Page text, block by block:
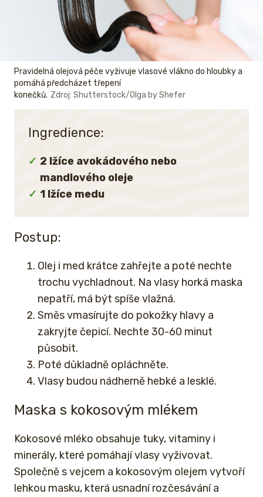
Pravidelná olejová péče vyživuje vlasové vlákno do hloubky a
pomáhá předcházet třepení
konečků. Zdroj: Shutterstock/Olga by Shefer
Ingredience:
2 lžíce avokádového nebo
mandlového oleje
1 lžíce medu
Postup:
Olej i med krátce zahřejte a poté nechte
trochu vychladnout. Na vlasy horká maska
nepatří, má být spíše vlažná.
Směs vmasírujte do pokožky hlavy a
zakryjte čepicí. Nechte 30-60 minut
působit.
Poté důkladně opláchněte.
Vlasy budou nádherně hebké a lesklé.
Maska s kokosovým mlékem
Kokosové mléko obsahuje tuky, vitaminy i
minerály, které pomáhají vlasy vyživovat.
Společně s vejcem a kokosovým olejem vytvoří
lehkou masku, která usnadní rozčesávání a